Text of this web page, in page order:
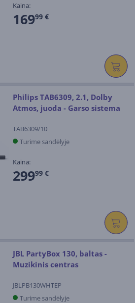
Kaina:
16999 €
Philips TAB6309, 2.1, Dolby
Atmos, juoda - Garso sistema
TAB6309/10
Turime sandėlyje
Kaina:
29999 €
JBL PartyBox 130, baltas -
Muzikinis centras
JBLPB130WHTEP
Turime sandėlyje